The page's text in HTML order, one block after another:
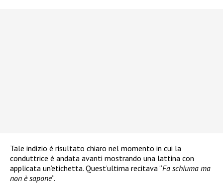
Tale indizio è risultato chiaro nel momento in cui la
conduttrice è andata avanti mostrando una lattina con
applicata un’etichetta. Quest’ultima recitava “Fa schiuma ma
non è sapone“.